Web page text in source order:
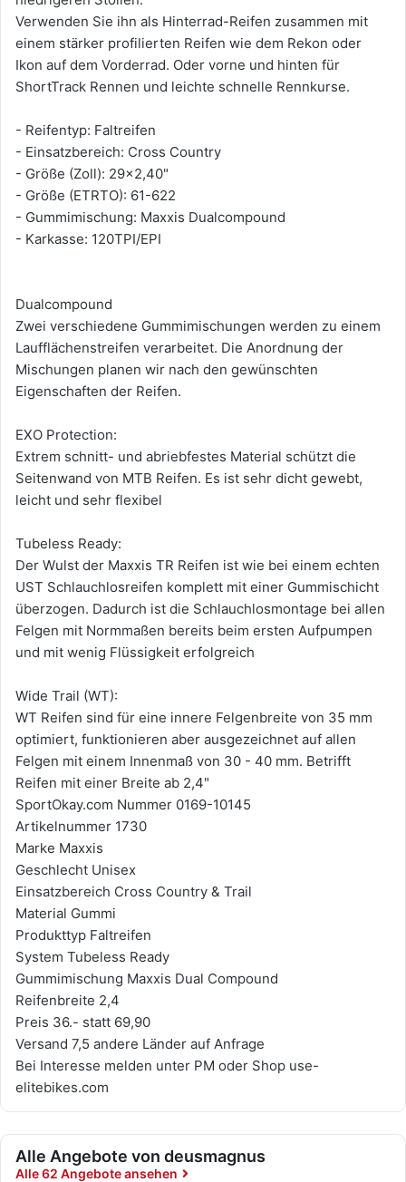
Verwenden Sie ihn als Hinterrad-Reifen zusammen mit
einem stärker profilierten Reifen wie dem Rekon oder
Ikon auf dem Vorderrad. Oder vorne und hinten für
ShortTrack Rennen und leichte schnelle Rennkurse.
- Reifentyp: Faltreifen
- Einsatzbereich: Cross Country
- Größe (Zoll): 29x2,40"
- Größe (ETRTO): 61-622
- Gummimischung: Maxxis Dualcompound
- Karkasse: 120TPI/EPI
Dualcompound
Zwei verschiedene Gummimischungen werden zu einem
Laufflächenstreifen verarbeitet. Die Anordnung der
Mischungen planen wir nach den gewünschten
Eigenschaften der Reifen.
EXO Protection:
Extrem schnitt- und abriebfestes Material schützt die
Seitenwand von MTB Reifen. Es ist sehr dicht gewebt,
leicht und sehr flexibel
Tubeless Ready:
Der Wulst der Maxxis TR Reifen ist wie bei einem echten
UST Schlauchlosreifen komplett mit einer Gummischicht
überzogen. Dadurch ist die Schlauchlosmontage bei allen
Felgen mit Normmaßen bereits beim ersten Aufpumpen
und mit wenig Flüssigkeit erfolgreich
Wide Trail (WT):
WT Reifen sind für eine innere Felgenbreite von 35 mm
optimiert, funktionieren aber ausgezeichnet auf allen
Felgen mit einem Innenmaß von 30 - 40 mm. Betrifft
Reifen mit einer Breite ab 2,4"
SportOkay.com Nummer 0169-10145
Artikelnummer 1730
Marke Maxxis
Geschlecht Unisex
Einsatzbereich Cross Country & Trail
Material Gummi
Produkttyp Faltreifen
System Tubeless Ready
Gummimischung Maxxis Dual Compound
Reifenbreite 2,4
Preis 36.- statt 69,90
Versand 7,5 andere Länder auf Anfrage
Bei Interesse melden unter PM oder Shop use-
elitebikes.com
Alle Angebote von deusmagnus
Alle 62 Angebote ansehen